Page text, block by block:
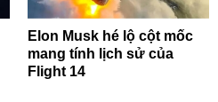
Elon Musk hé lộ cột mốc
mang tính lịch sử của
Flight 14